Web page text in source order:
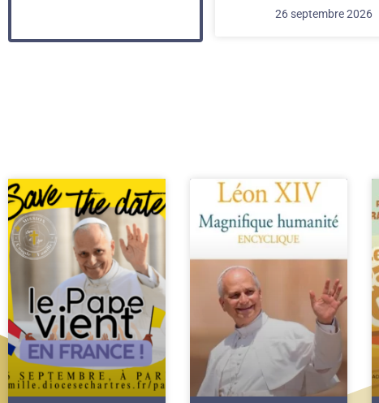
26 septembre 2026